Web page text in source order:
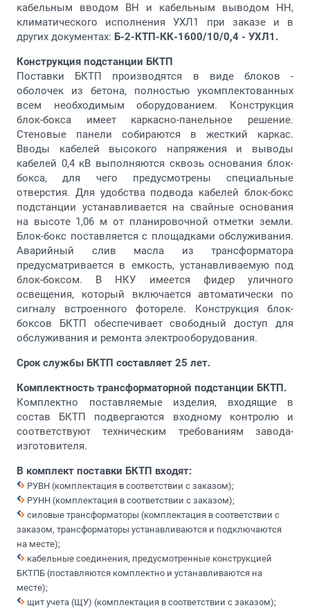
кабельным вводом ВН и кабельным выводом НН,
климатического исполнения УХЛ1 при заказе и в
других документах: Б-2-КТП-КК-1600/10/0,4 - УХЛ1.
Конструкция подстанции БКТП
Поставки БКТП производятся в виде блоков -
оболочек из бетона, полностью укомплектованных
всем необходимым оборудованием. Конструкция
блок-бокса имеет каркасно-панельное решение.
Стеновые панели собираются в жесткий каркас.
Вводы кабелей высокого напряжения и выводы
кабелей 0,4 кВ выполняются сквозь основания блок-
бокса, для чего предусмотрены специальные
отверстия. Для удобства подвода кабелей блок-бокс
подстанции устанавливается на свайные основания
на высоте 1,06 м от планировочной отметки земли.
Блок-бокс поставляется с площадками обслуживания.
Аварийный слив масла из трансформатора
предусматривается в емкость, устанавливаемую под
блок-боксом. В НКУ имеется фидер уличного
освещения, который включается автоматически по
сигналу встроенного фотореле. Конструкция блок-
боксов БКТП обеспечивает свободный доступ для
обслуживания и ремонта электрооборудования.
Срок службы БКТП составляет 25 лет.
Комплектность трансформаторной подстанции БКТП.
Комплектно поставляемые изделия, входящие в
состав БКТП подвергаются входному контролю и
соответствуют техническим требованиям завода-
изготовителя.
В комплект поставки БКТП входят:
РУВН (комплектация в соответствии с заказом);
РУНН (комплектация в соответствии с заказом);
силовые трансформаторы (комплектация в соответствии с
заказом, трансформаторы устанавливаются и подключаются
на месте);
кабельные соединения, предусмотренные конструкцией
БКТПБ (поставляются комплектно и устанавливаются на
месте);
щит учета (ЩУ) (комплектация в соответствии с заказом);